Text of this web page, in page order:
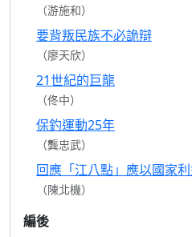
（游施和）
要背叛民族不必詭辯
（廖天欣）
21世紀的巨龍
（佟中）
保釣運動25年
（龔忠武）
回應「江八點」應以國家
（陳北機）
編後